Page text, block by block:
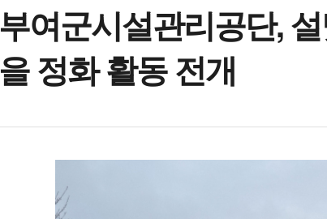
부여군시설관리공단,
을 정화 활동 전개